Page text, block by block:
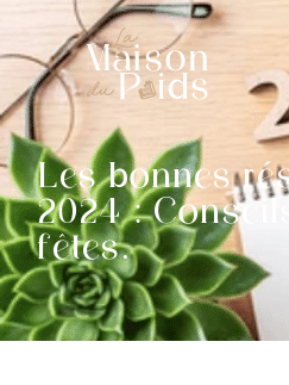
Les bonnes
2024 :
fêtes.